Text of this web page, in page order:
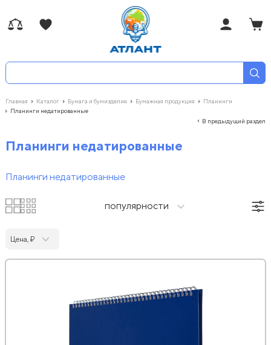
Главная Каталог Бумага и бумизделия Бумажная продукция
Планинги
Планинги недатированные
В предыдущий раздел
Планинги недатированные
Планинги недатированные
популярности
Цена, ₽